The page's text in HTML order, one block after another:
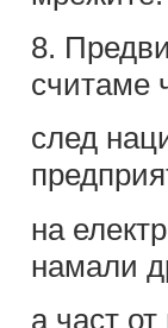
8.
считаме
след
на
намали
а част